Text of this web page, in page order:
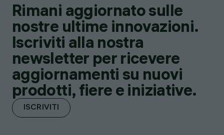
Rimani aggiornato sulle
nostre ultime innovazioni.
Iscriviti alla nostra
newsletter per ricevere
aggiornamenti su nuovi
prodotti, fiere e iniziative.
ISCRIVITI